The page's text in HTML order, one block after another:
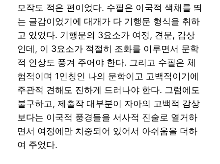
모작도 적은 편이었다. 수필은 이국적 색채를 띄
는 글감이었기에 대개가 다 기행문 형식을 취하
고 있었다. 기행문의 3요소가 여정, 견문, 감상
인데, 이 3요소가 적절히 조화를 이루면서 문학
적 인상도 풍겨 주어야 한다. 그리고 수필은 체
험적이며 1인칭인 나의 문학이고 고백적이기에
주관적 견해도 진하게 드러나야 한다. 그럼에도
불구하고, 제출작 대부분이 자아의 고백적 감상
보다는 이국적 풍경들을 서사적 진술로 열거하
면서 여정에만 치중되어 있어서 아쉬움을 더하
여 주었다.